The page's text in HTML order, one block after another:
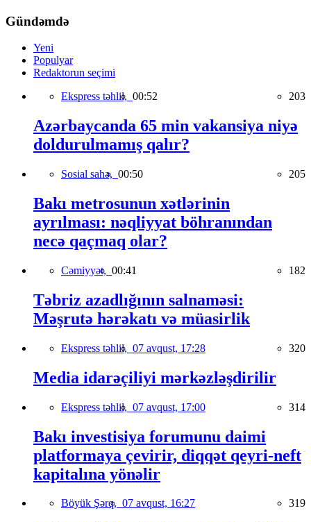
Gündəmdə
Yeni
Populyar
Redaktorun seçimi
Ekspress təhlil, 00:52 203
Azərbaycanda 65 min vakansiya niyə
doldurulmamış qalır?
Sosial sahə, 00:50 205
Bakı metrosunun xətlərinin
ayrılması: nəqliyyat böhranından
necə qaçmaq olar?
Cəmiyyət, 00:41 182
Təbriz azadlığının salnaməsi:
Məşrutə hərəkatı və müasirlik
Ekspress təhlil, 07 avqust, 17:28 320
Media idarəçiliyi mərkəzləşdirilir
Ekspress təhlil, 07 avqust, 17:00 314
Bakı investisiya forumunu daimi
platformaya çevirir, diqqət qeyri-neft
kapitalına yönəlir
Böyük Şərq, 07 avqust, 16:27 319